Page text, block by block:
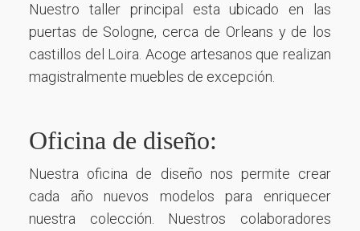
Nuestro taller principal esta ubicado en las
puertas de Sologne, cerca de Orleans y de los
castillos del Loira. Acoge artesanos que realizan
magistralmente muebles de excepción.
Oficina de diseño:
Nuestra oficina de diseño nos permite crear
cada año nuevos modelos para enriquecer
nuestra colección. Nuestros colaboradores